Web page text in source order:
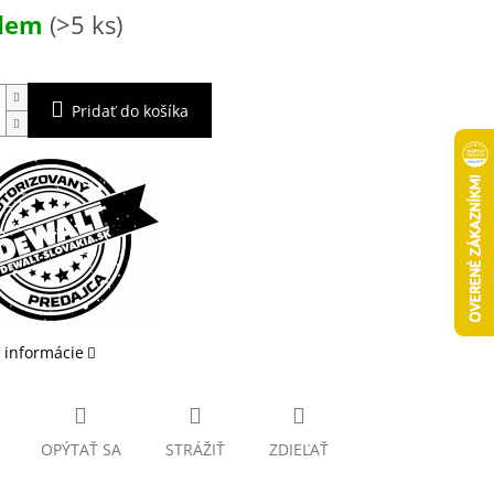
(>5 ks)
Pridať do košíka
informácie
OPÝTAŤ SA STRÁŽIŤ ZDIEĽAŤ